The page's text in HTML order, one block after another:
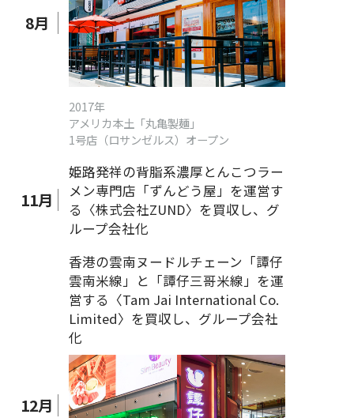
8月
2017年
アメリカ本土「丸亀製麺」
1号店（ロサンゼルス）オープン
11月
姫路発祥の背脂系濃厚とんこつラー
メン専門店「ずんどう屋」を運営す
る〈株式会社ZUND〉を買収し、グ
ループ会社化
12月
香港の雲南ヌードルチェーン「譚仔
雲南米線」と「譚仔三哥米線」を運
営する〈Tam Jai International Co.
Limited〉を買収し、グループ会社
化